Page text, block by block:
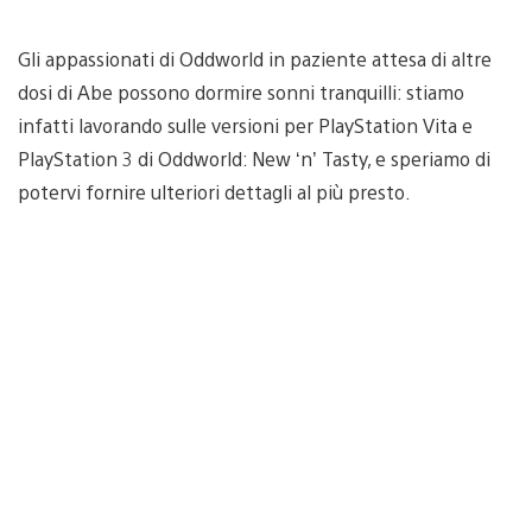
Gli appassionati di Oddworld in paziente attesa di altre
dosi di Abe possono dormire sonni tranquilli: stiamo
infatti lavorando sulle versioni per PlayStation Vita e
PlayStation 3 di Oddworld: New ‘n’ Tasty, e speriamo di
potervi fornire ulteriori dettagli al più presto.